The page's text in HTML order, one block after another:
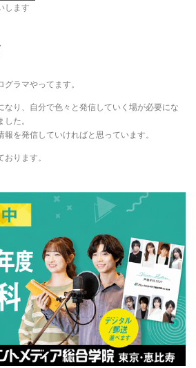
します
ラマやってます。
なり、自分で色々と発信していく場が必要にな
た。
を発信していければと思っています。
ります。